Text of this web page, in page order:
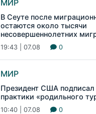
МИР
В Сеуте после
остаются около тысячи
несовершеннолетних
19:43 | 07.08 0
МИР
Президент США подписал
практики «родильного
10:40 | 07.08 0